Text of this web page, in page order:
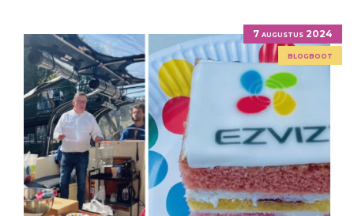
7 augustus 2024
blogboot